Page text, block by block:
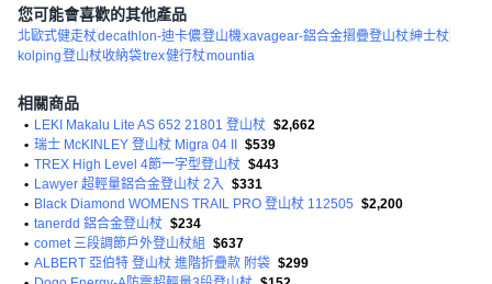
您可能會喜歡的其他產品
北歐式健走杖decathlon-迪卡儂登山機xavagear-鋁合金摺疊登山杖紳士杖
kolping登山杖收納袋trex健行杖mountia
相關商品
• LEKI Makalu Lite AS 652 21801 登山杖 $2,662
• 瑞士 McKINLEY 登山杖 Migra 04 II
$539
• TREX High Level 4節一字型登山杖 $443
• Lawyer 超輕量鋁合金登山杖 2入 $331
• Black Diamond WOMENS TRAIL PRO 登山杖 112505 $2,200
• tanerdd 鋁合金登山杖 $234
• comet 三段調節戶外登山杖組
$637
• ALBERT 亞伯特 登山杖 進階折疊款 附袋 $299